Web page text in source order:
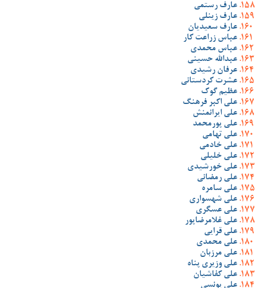
عارف رستمی
عارف زینلی
عارف سعیدیان
عباس زراعت کار
عباس محمدی
عبدالله حسینی
عرفان رشیدی
عشرت کردستانی
عظیم گوک
علی اکبر فرهنگ
علی ایرانمنش
علی پورمحمد
علی تهامی
علی خادمی
علی خلیلی
علی خورشیدی
علی رمضانی
علی سامره
علی شهسواری
علی عسگری
علی غلامرضاپور
علی قرایی
علی محمدی
علی مرزبان
علی وزیری پناه
علی کفاشیان
علی یونسی